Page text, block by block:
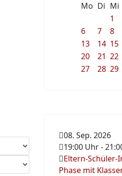
Mo Di Mi
1
6
7 8
13
14 15
20
21 22
27
28 29
08. Sep. 2026
19:00 Uhr-
Eltern-
Phase mit